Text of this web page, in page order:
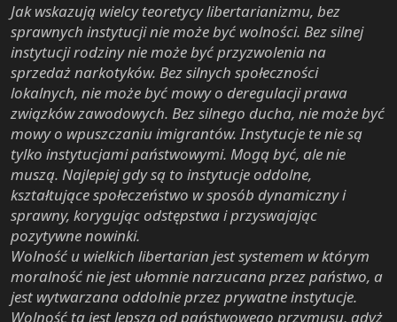
Jak wskazują wielcy teoretycy libertarianizmu, bez
sprawnych instytucji nie może być wolności. Bez silnej
instytucji rodziny nie może być przyzwolenia na
sprzedaż narkotyków. Bez silnych społeczności
lokalnych, nie może być mowy o deregulacji prawa
związków zawodowych. Bez silnego ducha, nie może być
mowy o wpuszczaniu imigrantów. Instytucje te nie są
tylko instytucjami państwowymi. Mogą być, ale nie
muszą. Najlepiej gdy są to instytucje oddolne,
kształtujące społeczeństwo w sposób dynamiczny i
sprawny, korygując odstępstwa i przyswajając
pozytywne nowinki.
Wolność u wielkich libertarian jest systemem w którym
moralność nie jest ułomnie narzucana przez państwo, a
jest wytwarzana oddolnie przez prywatne instytucje.
Wolność ta jest lepsza od państwowego przymusu, gdyż